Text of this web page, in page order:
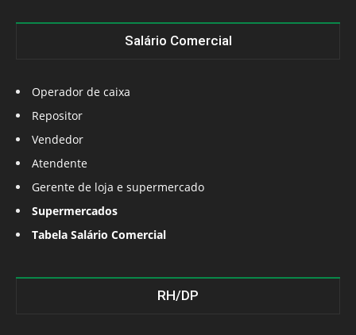
Salário Comercial
Operador de caixa
Repositor
Vendedor
Atendente
Gerente de loja e supermercado
Supermercados
Tabela Salário Comercial
RH/DP